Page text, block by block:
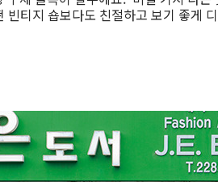
티지 숍보다도 친절하고 보기 좋게